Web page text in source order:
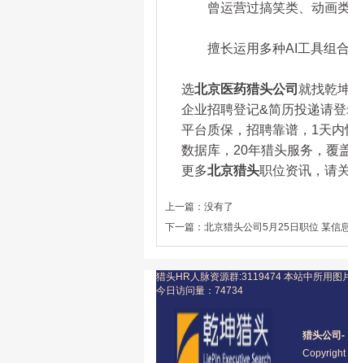
曾运营过搞笑类、动画类
擅长运用多种AI工具组合
选北京医药猎头公司 就找乾
企业招聘登记&简历投递请
平台质保，招聘靠谱，1天
数据库，20年猎头服务，覆
更多北京猎头职位资讯，请
上一篇： 没有了
下一篇： 北京猎头公司5月25日职位 某信
猎头公司 -
Copyright
猎头HR人脉资源群:3119474 本站中所用图
今日访问量： 74734